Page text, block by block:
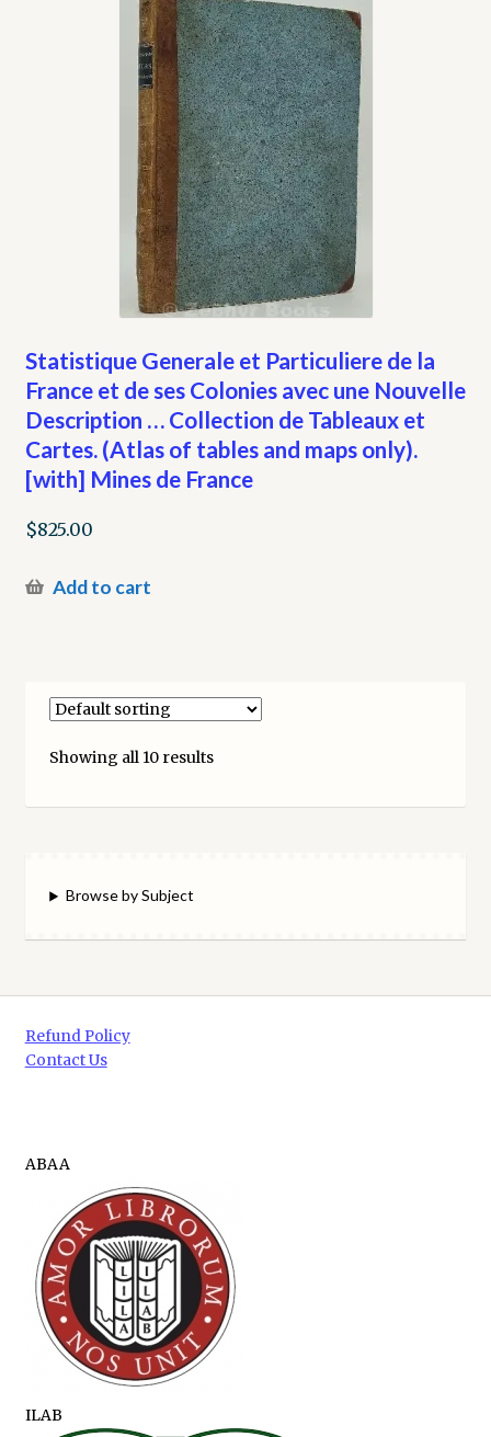
Statistique Generale et Particuliere de la
France et de ses Colonies avec une Nouvelle
Description … Collection de Tableaux et
Cartes. (Atlas of tables and maps only).
[with] Mines de France
$825.00
Add to cart
Showing all 10 results
Browse by Subject
Refund Policy
Contact Us
ABAA
ILAB